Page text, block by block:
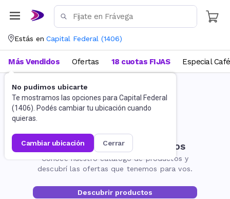
Estás en Capital Federal (1406)
No pudimos ubicarte
Te mostramos las opciones para Capital Federal
(1406). Podés cambiar tu ubicación cuando
quieras.
cambiar ubicación cerrar
Más Vendidos Ofertas 18 cuotas FIJAS Especial Café
No encontramos resultados
Conocé nuestro catálogo de productos y
descubrí las ofertas que tenemos para vos.
Descubrir productos